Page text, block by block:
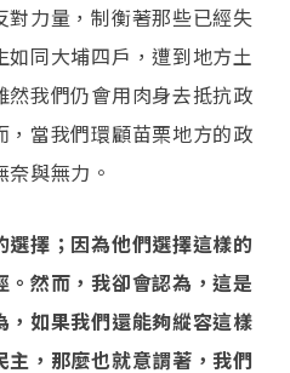
力量，制衡著那些已經失
同大埔四戶，遭到地方土
我們仍會用肉身去抵抗政
當我們環顧苗栗地方的政
與無力。
擇；因為他們選擇這樣的
然而，我卻會認為，這是
，如果我們還能夠縱容這樣
，那麼也就意謂著，我們